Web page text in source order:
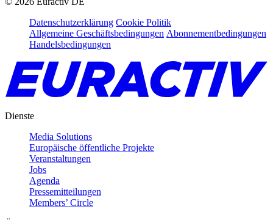
Datenschutzerklärung Cookie Politik
Allgemeine Geschäftsbedingungen Abonnementbedingungen
Handelsbedingungen
Dienste
Media Solutions
Europäische öffentliche Projekte
Veranstaltungen
Jobs
Agenda
Pressemitteilungen
Members’ Circle